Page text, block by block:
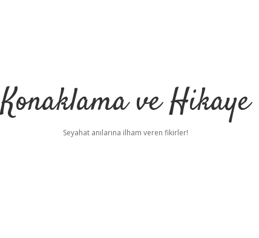
Konaklama ve Hikaye
Seyahat anılarına ilham veren fikirler!